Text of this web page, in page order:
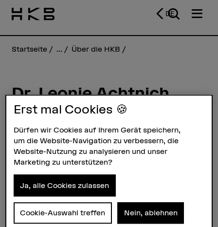
DE
Startseite ... Über die HKB
Dr. Leonie Achtnich
Steckbrief
Erst mal Cookies 🍪
Dürfen wir Cookies auf Ihrem Gerät speichern,
um die Website-Navigation zu verbessern, die
Website-Nutzung zu analysieren und unser
Marketing zu unterstützen?
Ja, alle Cookies zulassen
Cookie-Auswahl treffen Nein, ablehnen